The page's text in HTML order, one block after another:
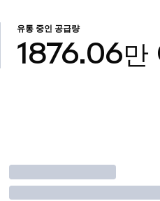
유통 중인 공급량
1876.06만
거래